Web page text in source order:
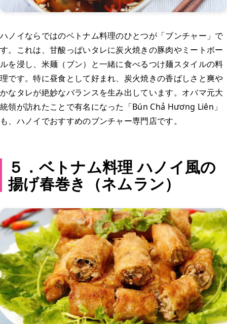
ハノイならではのベトナム料理のひとつが「ブンチャー」で
す。これは、甘酸っぱいタレに炭火焼きの豚肉やミートボー
ルを浸し、米麺（ブン）と一緒に食べるつけ麺スタイルの料
理です。特に昼食として好まれ、炭火焼きの香ばしさと爽や
かなタレが絶妙なバランスを生み出しています。オバマ元大
統領が訪れたことで有名になった「Bún Chả Hương Liên」
も、ハノイでおすすめのブンチャー専門店です。
５．ベトナム料理 ハノイ風の
揚げ春巻き（ネムラン）